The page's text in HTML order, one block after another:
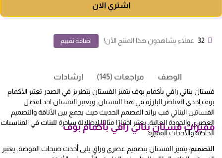
اشتري الان
32 عملاء يشاهدون هذا المنتج الآن! اضافة تقييم
الوصف مراجعات (145) ارشادات
فستان بناتي راقي بأكمام بوف يتميز الفستان بتطريز في الصدر تعتبر الأكمام
بوف إحدى العناصر البارزة في هذا الفستان. ويعتبر الفستان احد افضل
الفساتين البناتي فب براند المصمم الحديث حيث يجمع بين الأناقة والتصميم
العصري والجودة العالية. يعتبر اختيارًا مثاليًا لإطلالة ساحرة للبنات في المناسبات
الخاصة والأحداث المميزة.
مميزات فستان بناتي راقي بأكمام بوف
التصميم: يتميز الفستان بتصميم عصري وراقٍ يلبي أحدث صيحات الموضة. يعتبر